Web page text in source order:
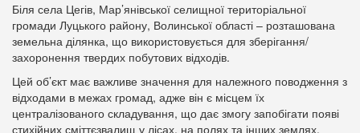
Біля села Цегів, Мар’янівської селищної територіальної
громади Луцького району, Волинської області – розташована
земельна ділянка, що використовується для зберігання/
захоронення твердих побутових відходів.
Цей об’єкт має важливе значення для належного поводження з
відходами в межах громад, адже він є місцем їх
централізованого складування, що дає змогу запобігати появі
стихійних сміттєзвалищ у лісах, на полях та інших землях,